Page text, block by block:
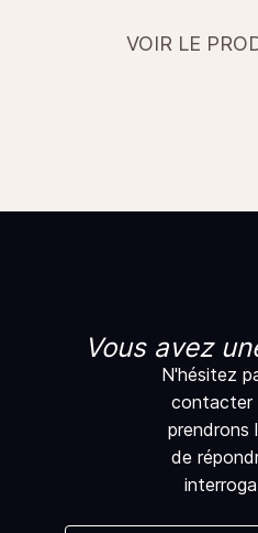
VOIR LE
Vous avez
N'hésitez
contacter
prendrons
de